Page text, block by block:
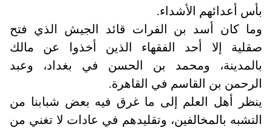
بأس أعدائهم الأشداء.
وما كان أسد بن الفرات قائد الجيش الذي فتح
صقلية إلا أحد الفقهاء الذين أخذوا عن مالك
بالمدينة، ومحمد بن الحسن في بغداد، وعبد
الرحمن بن القاسم في القاهرة.
ينظر أهل العلم إلى ما غرق فيه بعض شبابنا من
التشبه بالمخالفين، وتقليدهم في عادات لا تغني من